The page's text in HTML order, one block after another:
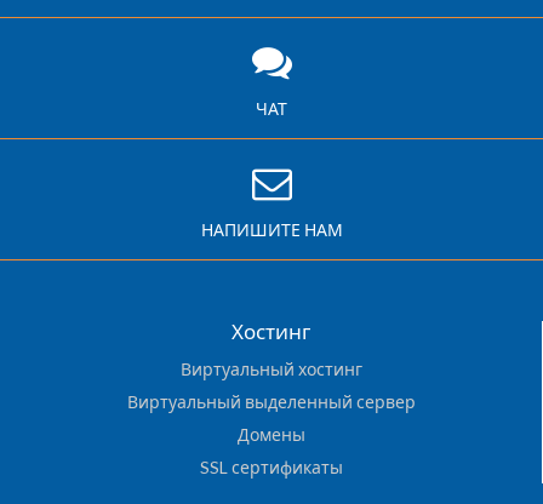
ЧАТ
НАПИШИТЕ НАМ
Хостинг
Виртуальный хостинг
Виртуальный выделенный сервер
Домены
SSL сертификаты